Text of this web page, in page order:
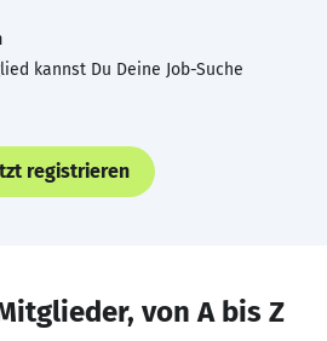
kannst Du Deine Job-Suche
registrieren
von A bis Z